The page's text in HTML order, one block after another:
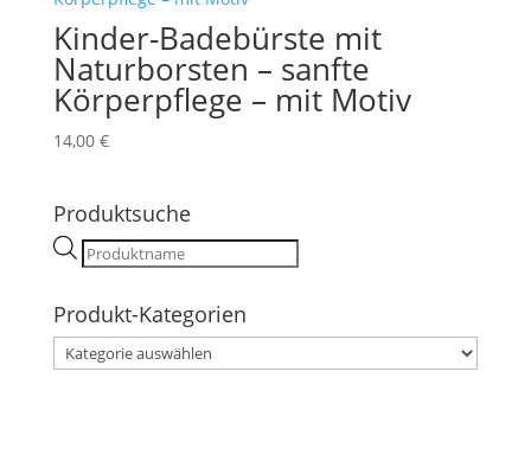
Kinder-Badebürste mit
Naturborsten – sanfte
Körperpflege – mit Motiv
14,00 €
Produktsuche
Products
Produkt-Kategorien